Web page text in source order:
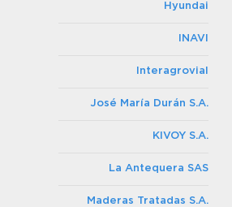
Hyundai
INAVI
Interagrovial
José María Durán S.A.
KIVOY S.A.
La Antequera SAS
Maderas Tratadas S.A.